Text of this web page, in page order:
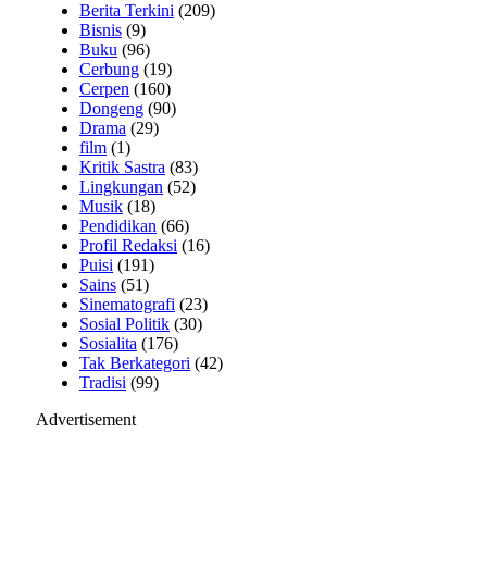
Berita Terkini (209)
Bisnis (9)
Buku (96)
Cerbung (19)
Cerpen (160)
Dongeng (90)
Drama (29)
film (1)
Kritik Sastra (83)
Lingkungan (52)
Musik (18)
Pendidikan (66)
Profil Redaksi (16)
Puisi (191)
Sains (51)
Sinematografi (23)
Sosial Politik (30)
Sosialita (176)
Tak Berkategori (42)
Tradisi (99)
Advertisement